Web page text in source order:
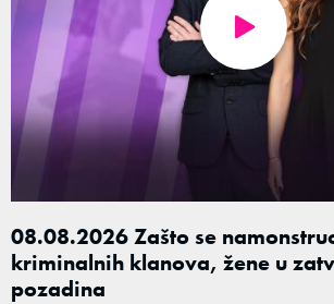
08.08.2026 Zašto se
kriminalnih klanova, žene u
pozadina